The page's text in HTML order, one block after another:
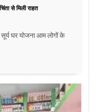
से मिली राहत
घर योजना आम लोगों के